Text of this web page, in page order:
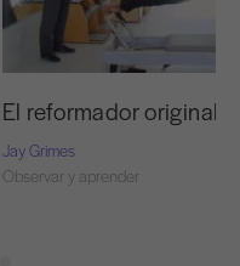
El reformador original
Jay Grimes
Observar y aprender